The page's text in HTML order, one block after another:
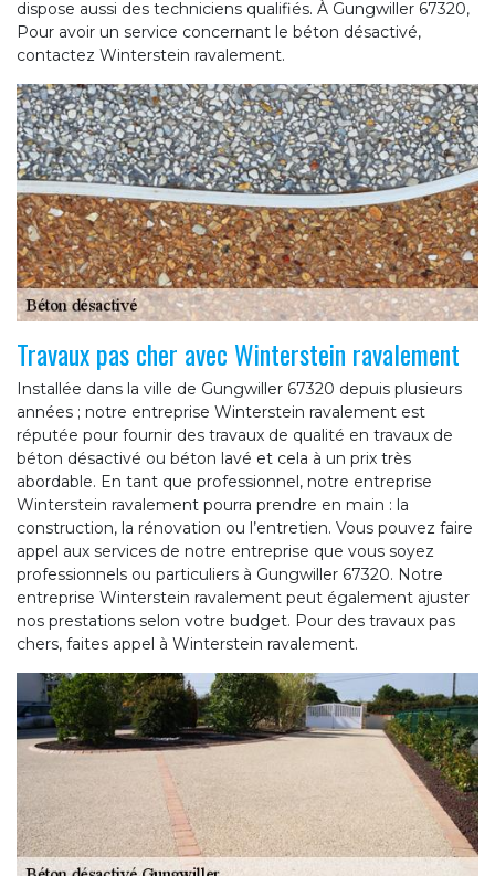
dispose aussi des techniciens qualifiés. À Gungwiller 67320,
Pour avoir un service concernant le béton désactivé,
contactez Winterstein ravalement.
Travaux pas cher avec Winterstein ravalement
Installée dans la ville de Gungwiller 67320 depuis plusieurs
années ; notre entreprise Winterstein ravalement est
réputée pour fournir des travaux de qualité en travaux de
béton désactivé ou béton lavé et cela à un prix très
abordable. En tant que professionnel, notre entreprise
Winterstein ravalement pourra prendre en main : la
construction, la rénovation ou l’entretien. Vous pouvez faire
appel aux services de notre entreprise que vous soyez
professionnels ou particuliers à Gungwiller 67320. Notre
entreprise Winterstein ravalement peut également ajuster
nos prestations selon votre budget. Pour des travaux pas
chers, faites appel à Winterstein ravalement.